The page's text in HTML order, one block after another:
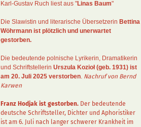
Karl-Gustav Ruch liest aus "Linas Baum"
Die Slawistin und literarische Übersetzerin Bettina
Wöhrmann ist plötzlich und unerwartet
gestorben.
Die bedeutende polnische Lyrikerin, Dramatikerin
und Schriftstellerin Urszula Kozioł (geb. 1931) ist
am 20. Juli 2025 verstorben. Nachruf von Bernd
Karwen
Franz Hodjak ist gestorben. Der bedeutende
deutsche Schriftsteller, Dichter und Aphoristiker
ist am 6. Juli nach langer schwerer Krankheit im